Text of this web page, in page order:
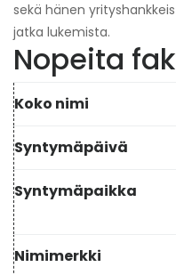
sekä hänen
jatka lukemista.
Nopeita
Koko nimi
Syntymäpäivä
Syntymäpaikka
Nimimerkki